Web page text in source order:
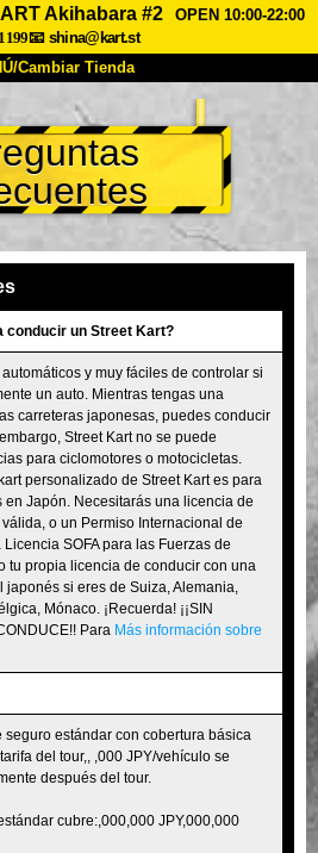
Akihabara #2
OPEN 10:00-22:00
📧 shina@kart.st
Cambiar Tienda
INICIO
Precios
Testimonios Preguntas Frecuentes
Tienda
Tokyo Bay
Osaka
conducir un Street Kart?
y muy fáciles de controlar si
un auto. Mientras tengas una
carreteras japonesas, puedes conducir
Street Kart no se puede
para ciclomotores o motocicletas.
personalizado de Street Kart es para
en Japón. Necesitarás una licencia de
o un Permiso Internacional de
SOFA para las Fuerzas de
tu propia licencia de conducir con una
si eres de Suiza, Alemania,
Mónaco. ¡Recuerda! ¡¡SIN
Para Más información sobre
seguro estándar con cobertura básica
del tour,, ,000 JPY/vehículo se
después del tour.
cubre:,000,000 JPY,000,000